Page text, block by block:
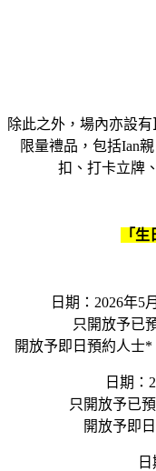
除此之外，場內亦設
限量禮品，包括Ian
扣、打卡立牌
「
日期：2026年5
只開放予已
開放予即日預約人士
日期：
只開放予已
開放予即